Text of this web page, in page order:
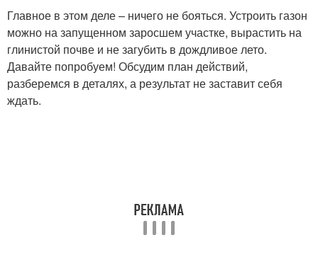
Главное в этом деле – ничего не бояться. Устроить газон
можно на запущенном заросшем участке, вырастить на
глинистой почве и не загубить в дождливое лето.
Давайте попробуем! Обсудим план действий,
разберемся в деталях, а результат не заставит себя
ждать.